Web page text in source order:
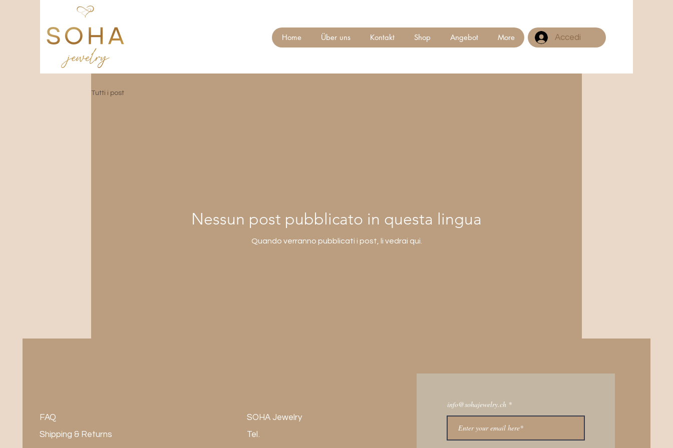
Home Über uns Kontakt Shop Angebot More Accedi
Tutti i post
Nessun post pubblicato in questa lingua
Quando verranno pubblicati i post, li vedrai qui.
FAQ
Shipping & Returns
SOHA Jewelry
Tel.
Subscribe to Get My Newsletter
info@sohajewelry.ch